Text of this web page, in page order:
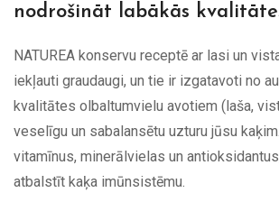
nodrošināt labākās
NATUREA konservu receptē ar lasi un
iekļauti graudaugi, un tie ir izgatavoti no
kvalitātes olbaltumvielu avotiem (laša,
veselīgu un sabalansētu uzturu jūsu
vitamīnus, minerālvielas un
atbalstīt kaķa imūnsistēmu.